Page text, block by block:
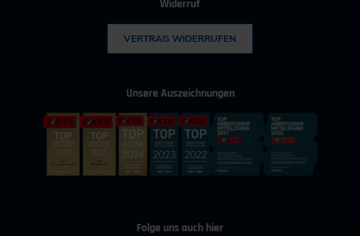
Widerruf
VERTRAG WIDERRUFEN
Unsere Auszeichnungen
Folge uns auch hier